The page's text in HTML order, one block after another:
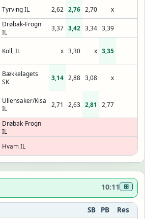
Tyrving IL 2,62 2,76 2,70 x
Drøbak-Frogn
IL
3,37 3,42 3,34 3,39
Koll, IL x 3,30 x 3,35
Bækkelagets
SK
3,14 2,88 3,08 x
Ullensaker/Kisa
IL
2,71 2,63 2,81 2,77
Drøbak-Frogn
IL
Hvam IL
10:11 ⊞
SB PB Res